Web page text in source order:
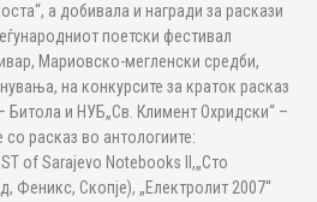
а добивала и награди за раскази
поетски фестивал
Мариовско-мегленски средби,
на конкурсите за краток расказ
Битола и НУБ„Св. Климент Охридски“ –
со расказ во антологиите:
of Sarajevo Notebooks II,„Сто
Феникс, Скопје), „Електролит 2007“